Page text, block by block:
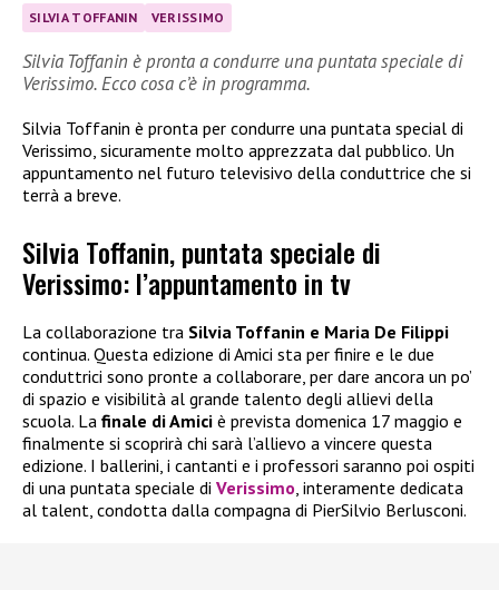
SILVIA TOFFANIN VERISSIMO
Silvia Toffanin è pronta a condurre una puntata speciale di
Verissimo. Ecco cosa c’è in programma.
Silvia Toffanin è pronta per condurre una puntata special di
Verissimo, sicuramente molto apprezzata dal pubblico. Un
appuntamento nel futuro televisivo della conduttrice che si
terrà a breve.
Silvia Toffanin, puntata speciale di
Verissimo: l’appuntamento in tv
La collaborazione tra Silvia Toffanin e Maria De Filippi
continua. Questa edizione di Amici sta per finire e le due
conduttrici sono pronte a collaborare, per dare ancora un po’
di spazio e visibilità al grande talento degli allievi della
scuola. La finale di Amici è prevista domenica 17 maggio e
finalmente si scoprirà chi sarà l’allievo a vincere questa
edizione. I ballerini, i cantanti e i professori saranno poi ospiti
di una puntata speciale di Verissimo , interamente dedicata
al talent, condotta dalla compagna di PierSilvio Berlusconi.